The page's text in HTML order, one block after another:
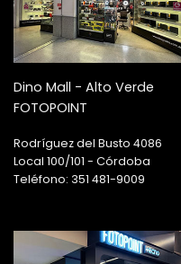
Dino Mall - Alto Verde
FOTOPOINT
Rodríguez del Busto 4086
Local 100/101 - Córdoba
Teléfono: 351 481-9009